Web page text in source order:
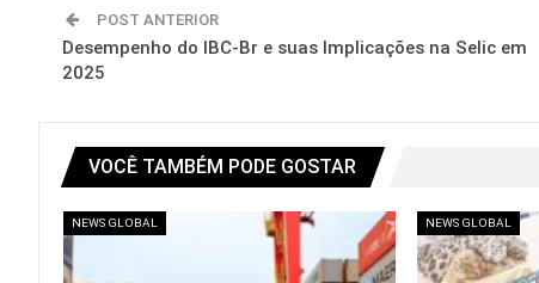
POST ANTERIOR
Desempenho do IBC-Br e suas Implicações na Selic em
2025
VOCÊ TAMBÉM PODE GOSTAR
NEWS GLOBAL NEWS GLOBAL